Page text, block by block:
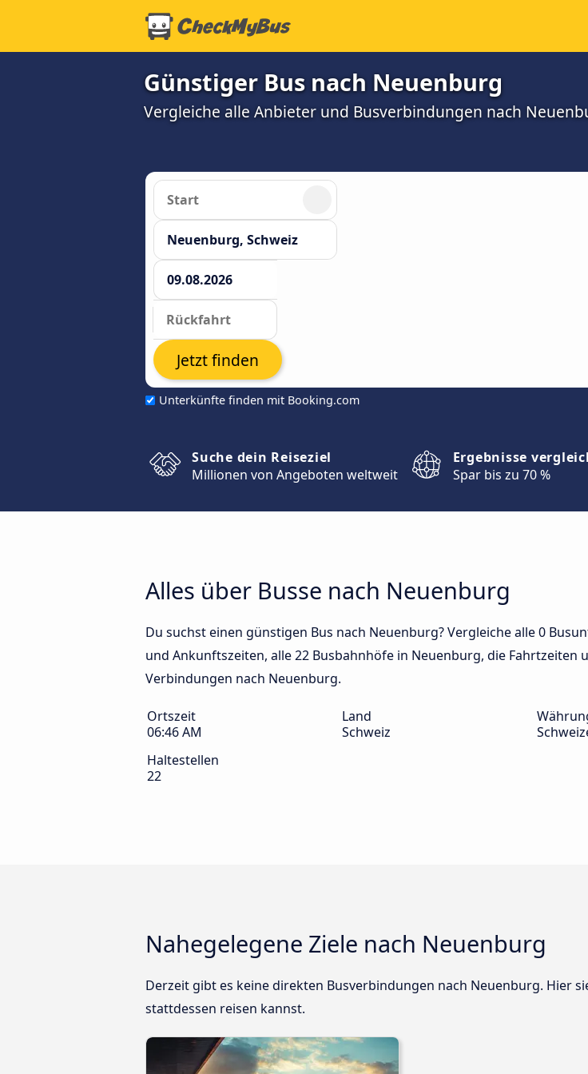
Günstiger Bus nach Neuenburg
Vergleiche alle Anbieter und Busverbindungen nach
Unterkünfte finden mit Booking.com
Jetzt finden
Suche dein Reiseziel
Millionen von Angeboten weltweit
Ergebnisse
Spar bis zu 70 %
Alles über Busse nach Neuenburg
Du suchst einen günstigen Bus nach Neuenburg? Vergleiche alle 0
und Ankunftszeiten, alle 22 Busbahnhöfe in Neuenburg, die
Verbindungen nach Neuenburg.
Ortszeit
06:46 AM
Land
Schweiz
Haltestellen
22
Nahegelegene Ziele nach Neuenburg
Derzeit gibt es keine direkten Busverbindungen nach Neuenburg. Hier
stattdessen reisen kannst.